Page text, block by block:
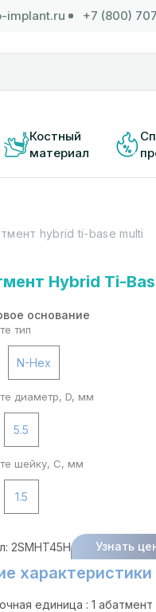
implant.ru +7 (800)
Костный
материал
hybrid ti-base multi
Hybrid Ti-
основание
тип
N-Hex
диаметр, D, мм
5.5
шейку, C, мм
1.5
2SMHT45H Узнать
характеристики
единица : 1